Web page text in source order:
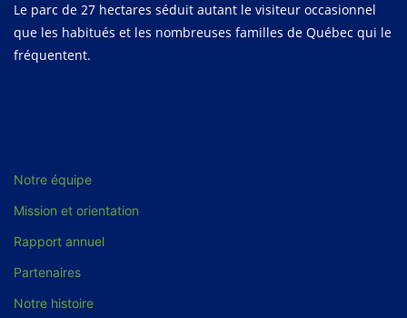
Le parc de 27 hectares séduit autant le visiteur occasionnel
que les habitués et les nombreuses familles de Québec qui le
fréquentent.
Notre équipe
Mission et orientation
Rapport annuel
Partenaires
Notre histoire